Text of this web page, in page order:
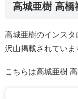
高城亜樹 高橋
高城亜樹のインス
沢山掲載されていま
こちらは高城亜樹